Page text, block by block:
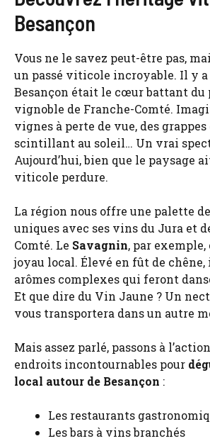
Besançon
Vous ne le savez peut-être pas,
un passé viticole incroyable. Il y a
Besançon était le cœur battant du
vignoble de Franche-Comté.
vignes à perte de vue, des grappes
scintillant au soleil… Un vrai
Aujourd’hui, bien que le paysage
viticole perdure.
La région nous offre une palette
uniques avec ses vins du Jura et
Comté. Le Savagnin, par
joyau local. Élevé en fût de
arômes complexes qui feront
Et que dire du Vin Jaune ? Un
vous transportera dans un autre
Mais assez parlé, passons à
endroits incontournables pour
local autour de Besançon :
Les restaurants
Les bars à vins branchés